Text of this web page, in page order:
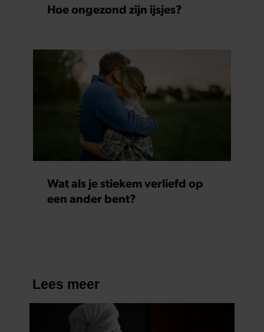
Hoe ongezond zijn ijsjes?
Wat als je stiekem verliefd op
een ander bent?